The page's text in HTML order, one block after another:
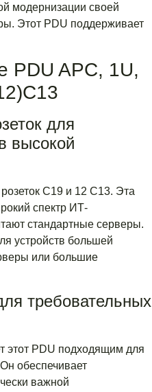
модернизации своей
Этот PDU поддерживает
PDU APC, 1U,
для
высокой
C19 и 12 C13. Эта
спектр ИТ-
стандартные серверы.
устройств большей
или большие
требовательных
этот PDU подходящим для
обеспечивает
важной